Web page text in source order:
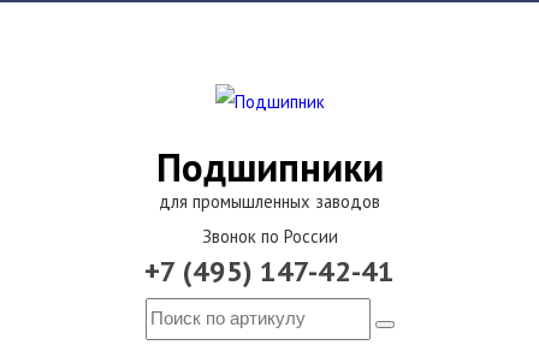
Подшипники
для промышленных заводов
Звонок по России
+7 (495) 147-42-41